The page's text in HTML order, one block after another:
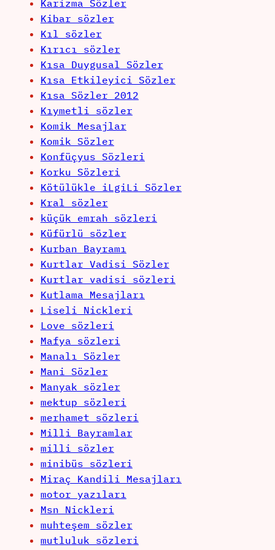
Karizma Sözler
Kibar sözler
Kıl sözler
Kırıcı sözler
Kısa Duygusal Sözler
Kısa Etkileyici Sözler
Kısa Sözler 2012
Kıymetli sözler
Komik Mesajlar
Komik Sözler
Konfüçyus Sözleri
Korku Sözleri
Kötülükle iLgiLi Sözler
Kral sözler
küçük emrah sözleri
Küfürlü sözler
Kurban Bayramı
Kurtlar Vadisi Sözler
Kurtlar vadisi sözleri
Kutlama Mesajları
Liseli Nickleri
Love sözleri
Mafya sözleri
Manalı Sözler
Mani Sözler
Manyak sözler
mektup sözleri
merhamet sözleri
Milli Bayramlar
milli sözler
minibüs sözleri
Miraç Kandili Mesajları
motor yazıları
Msn Nickleri
muhteşem sözler
mutluluk sözleri